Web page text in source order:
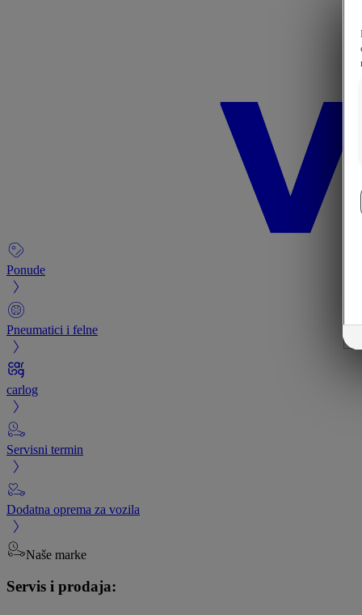
Ponude
Pneumatici i felne
carlog
Servisni termin
Dodatna oprema za vozila
Naše marke
Servis i prodaja: